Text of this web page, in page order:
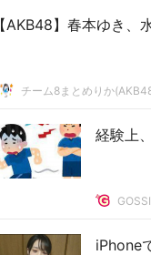
【AKB48】春本ゆき、
チーム8まとめりか
経験上
iPhone